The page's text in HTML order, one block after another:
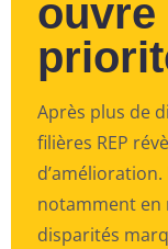
ouvre
Après plus de
filières REP
notamment en
disparités